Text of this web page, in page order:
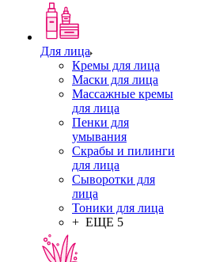
Для лица
Кремы для лица
Маски для лица
Массажные кремы
для лица
Пенки для
умывания
Скрабы и пилинги
для лица
Сыворотки для
лица
Тоники для лица
+ ЕЩЕ 5